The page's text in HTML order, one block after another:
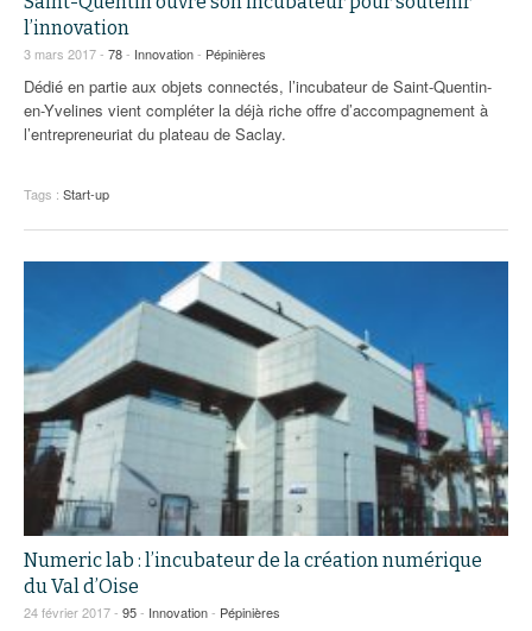
l’innovation
3 mars 2017 - 78- Innovation- Pépinières
Dédié en partie aux objets connectés, l’incubateur de Saint-Quentin-
en-Yvelines vient compléter la déjà riche offre d’accompagnement à
l’entrepreneuriat du plateau de Saclay.
Tags : Start-up
Numeric lab : l’incubateur de la création numérique
du Val d’Oise
24 février 2017 - 95- Innovation- Pépinières